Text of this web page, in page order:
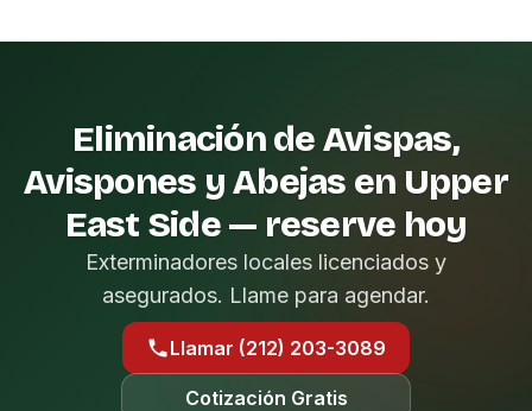
Eliminación de Avispas,
Avispones y Abejas en Upper
East Side — reserve hoy
Exterminadores locales licenciados y
asegurados. Llame para agendar.
Llamar (212) 203-3089
Cotización Gratis